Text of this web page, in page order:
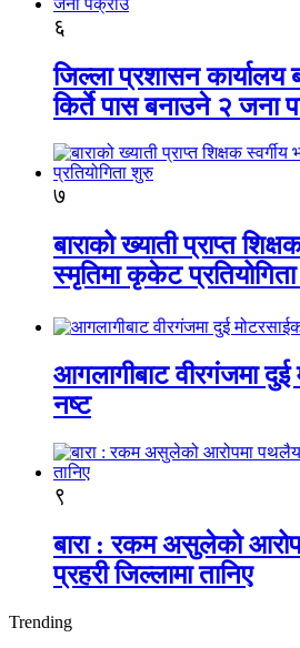
६
जिल्ला प्रशासन कार्यालय
किर्ते पास बनाउने २ जना
७
बाराको ख्याती प्राप्त
स्मृतिमा कृकेट
आगलागीबाट वीरगंजमा
नष्ट
९
बारा : रकम असुलेको
प्रहरी जिल्लामा तानिए
Trending